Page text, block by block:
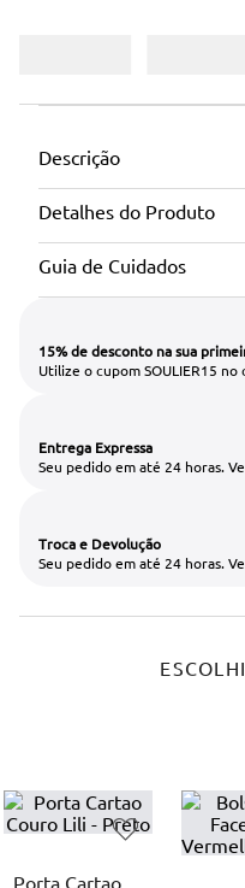
Descrição
Detalhes do Produto
Guia de Cuidados
15% de desconto na sua
Utilize o cupom SOULIER15
Entrega Expressa
Seu pedido em até 24 horas.
Troca e Devolução
Seu pedido em até 24 horas.
Porta Cartao